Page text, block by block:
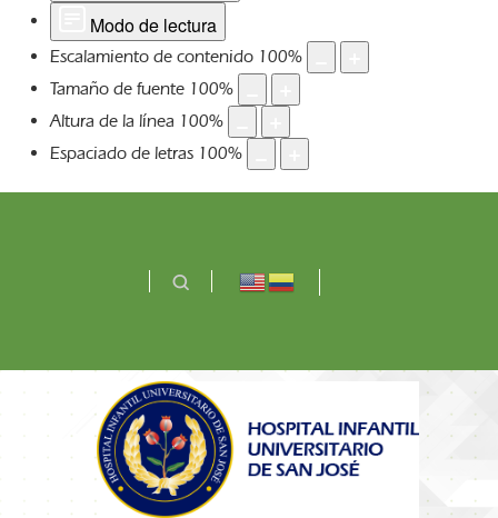
Modo de lectura
Escalamiento de contenido 100%
Tamaño de fuente 100%
Altura de la línea 100%
Espaciado de letras 100%